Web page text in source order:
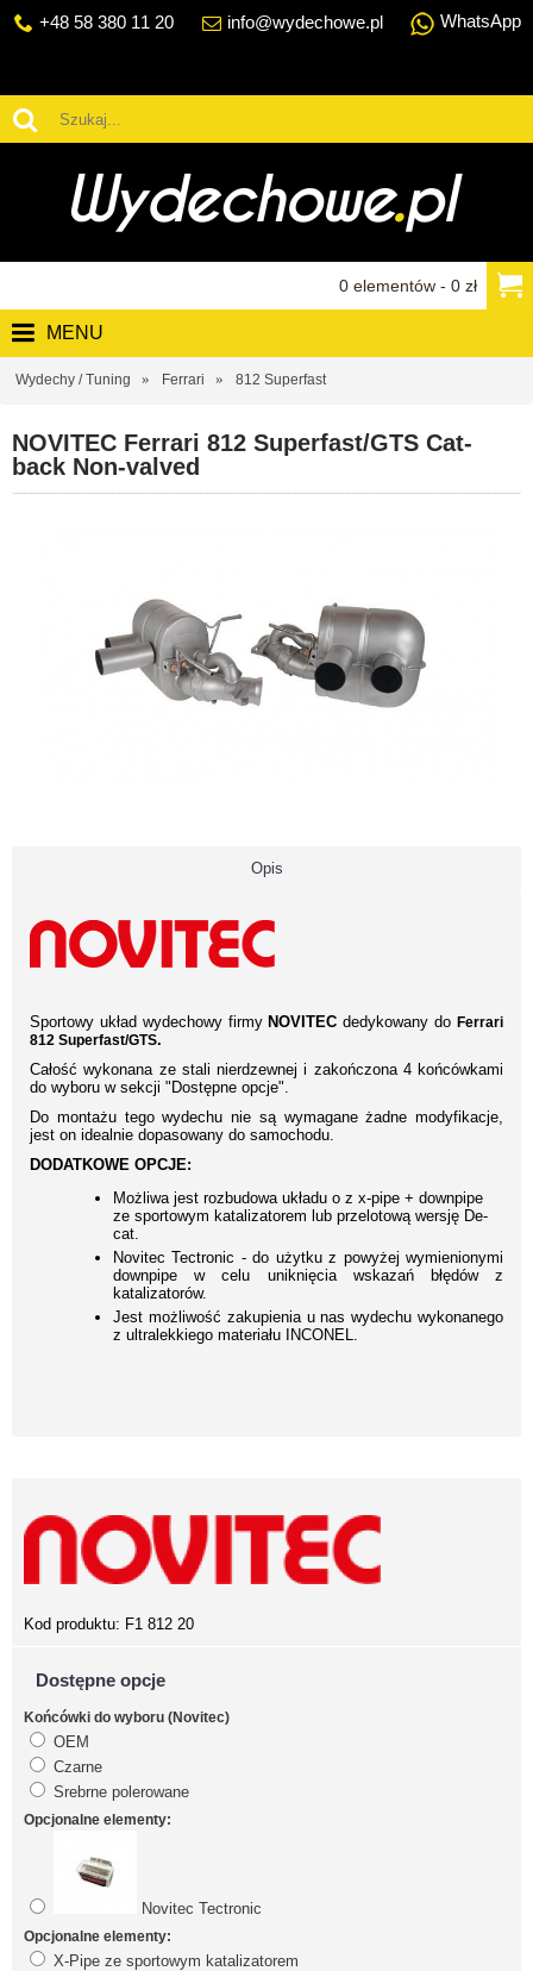
+48 58 380 11 20 info@wydechowe.pl WhatsApp
0 elementów - 0 zł
MENU
Wydechy / Tuning Ferrari 812 Superfast
NOVITEC Ferrari 812 Superfast/GTS Cat-
back Non-valved
Opis
Sportowy układ wydechowy firmy NOVITECdedykowany doFerrari
812 Superfast/GTS.
Całość wykonana ze stali nierdzewnej i zakończona 4 końcówkami
do wyboru w sekcji "Dostępne opcje".
Do montażu tego wydechu nie są wymagane żadne modyfikacje,
jest on idealnie dopasowany do samochodu.
DODATKOWE OPCJE:
Możliwa jest rozbudowa układu o z x-pipe + downpipe
ze sportowym katalizatorem lub przelotową wersję De-
cat.
Novitec Tectronic - do użytku z powyżej wymienionymi
downpipe w celu uniknięcia wskazań błędów z
katalizatorów.
Jest możliwość zakupienia u nas wydechu wykonanego
z ultralekkiego materiału INCONEL.
Kod produktu: F1 812 20
Dostępne opcje
Końcówki do wyboru (Novitec)
OEM
Czarne
Srebrne polerowane
Opcjonalne elementy:
Novitec Tectronic
Opcjonalne elementy:
X-Pipe ze sportowym katalizatorem